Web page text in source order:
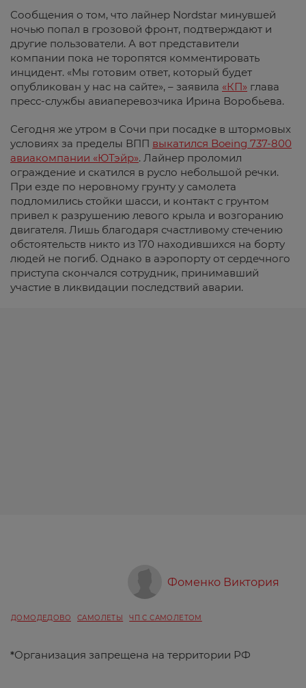
Сообщения о том, что лайнер Nordstar минувшей
ночью попал в грозовой фронт, подтверждают и
другие пользователи. А вот представители
компании пока не торопятся комментировать
инцидент. «Мы готовим ответ, который будет
опубликован у нас на сайте», – заявила «КП» глава
пресс-службы авиаперевозчика Ирина Воробьева.
Сегодня же утром в Сочи при посадке в штормовых
условиях за пределы ВПП выкатился Boeing 737-800
авиакомпании «ЮТэйр». Лайнер проломил
ограждение и скатился в русло небольшой речки.
При езде по неровному грунту у самолета
подломились стойки шасси, и контакт с грунтом
привел к разрушению левого крыла и возгоранию
двигателя. Лишь благодаря счастливому стечению
обстоятельств никто из 170 находившихся на борту
людей не погиб. Однако в аэропорту от сердечного
приступа скончался сотрудник, принимавший
участие в ликвидации последствий аварии.
Фоменко Виктория
ДОМОДЕДОВО САМОЛЕТЫ ЧП С САМОЛЕТОМ
*Организация запрещена на территории РФ